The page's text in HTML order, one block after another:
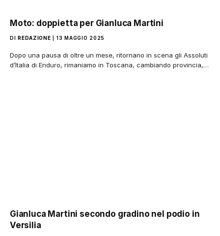
Moto: doppietta per Gianluca Martini
DI REDAZIONE 13 MAGGIO 2025
Dopo una pausa di oltre un mese, ritornano in scena gli Assoluti
d’Italia di Enduro, rimaniamo in Toscana, cambiando provincia,…
Gianluca Martini secondo gradino nel podio in
Versilia